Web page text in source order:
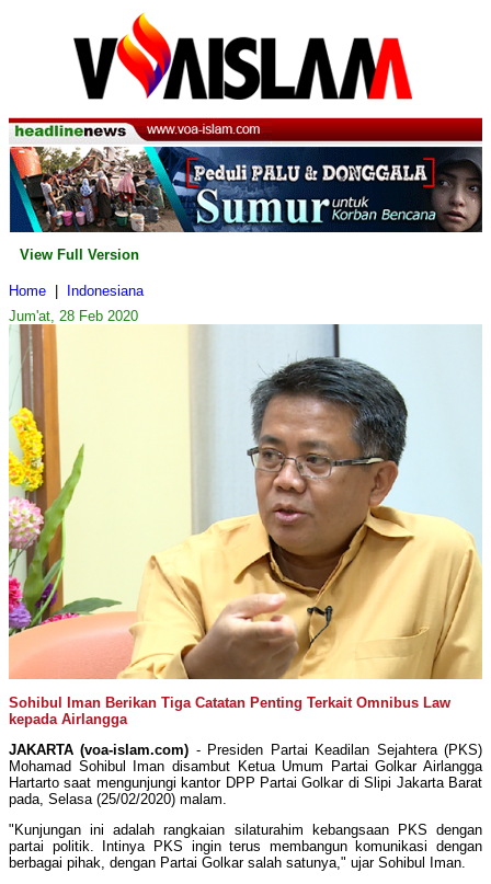
View Full Version
Home
Indonesiana
Jum'at, 28 Feb 2020
Sohibul Iman Berikan Tiga Catatan Penting Terkait Omnibus Law
kepada Airlangga
JAKARTA (voa-islam.com) - Presiden Partai Keadilan Sejahtera (PKS)
Mohamad Sohibul Iman disambut Ketua Umum Partai Golkar Airlangga
Hartarto saat mengunjungi kantor DPP Partai Golkar di Slipi Jakarta Barat
pada, Selasa (25/02/2020) malam.
"Kunjungan ini adalah rangkaian silaturahim kebangsaan PKS dengan
partai politik. Intinya PKS ingin terus membangun komunikasi dengan
berbagai pihak, dengan Partai Golkar salah satunya," ujar Sohibul Iman.